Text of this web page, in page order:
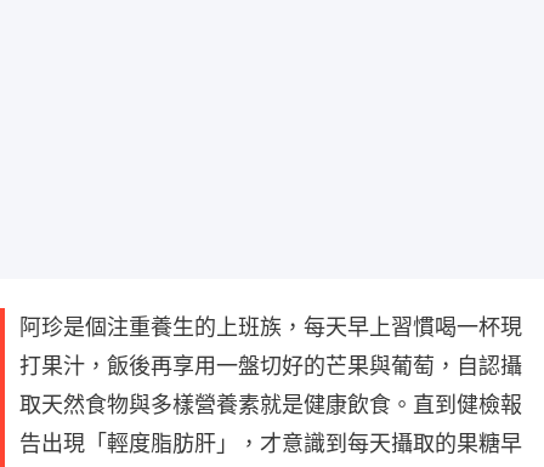
阿珍是個注重養生的上班族，每天早上習慣喝一杯現
打果汁，飯後再享用一盤切好的芒果與葡萄，自認攝
取天然食物與多樣營養素就是健康飲食。直到健檢報
告出現「輕度脂肪肝」，才意識到每天攝取的果糖早